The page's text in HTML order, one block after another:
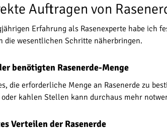
Auftragen von
Erfahrung als Rasenexperte habe ich
die wesentlichen Schritte näherbringen.
benötigten Rasenerde-Menge
die erforderliche Menge an Rasenerde zu
kahlen Stellen kann durchaus mehr
Verteilen der Rasenerde